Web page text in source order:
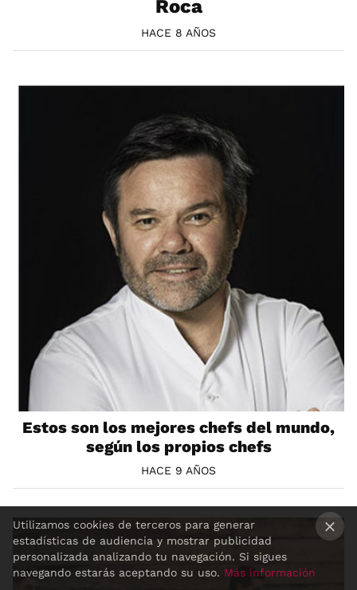
Roca
HACE 8 AÑOS
Estos son los mejores chefs del mundo,
según los propios chefs
HACE 9 AÑOS
Utilizamos cookies de terceros para generar
estadísticas de audiencia y mostrar publicidad
personalizada analizando tu navegación. Si sigues
navegando estarás aceptando su uso. Más información